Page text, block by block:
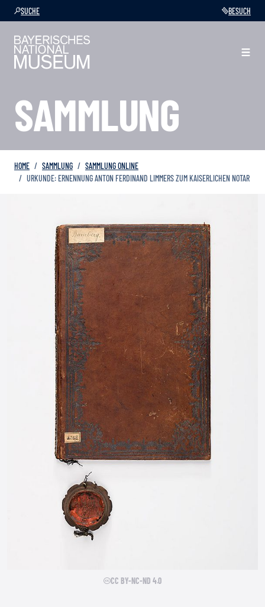
SUCHE BESUCH
SAMMLUNG
HOME SAMMLUNG
SAMMLUNG ONLINE
URKUNDE: ERNENNUNG ANTON FERDINAND LIMMERS ZUM KAISERLICHEN NOTAR
CC BY-NC-ND 4.0